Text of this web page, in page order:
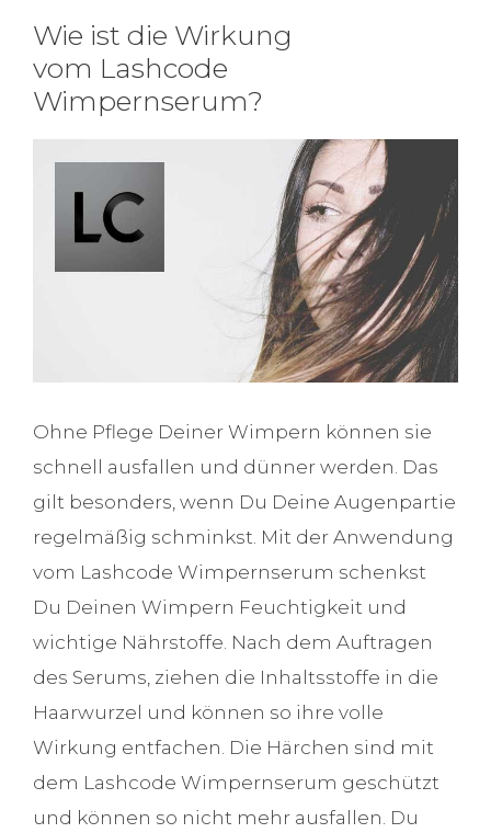
Wie ist die Wirkung
vom Lashcode
Wimpernserum?
Ohne Pflege Deiner Wimpern können sie
schnell ausfallen und dünner werden. Das
gilt besonders, wenn Du Deine Augenpartie
regelmäßig schminkst. Mit der Anwendung
vom Lashcode Wimpernserum schenkst
Du Deinen Wimpern Feuchtigkeit und
wichtige Nährstoffe. Nach dem Auftragen
des Serums, ziehen die Inhaltsstoffe in die
Haarwurzel und können so ihre volle
Wirkung entfachen. Die Härchen sind mit
dem Lashcode Wimpernserum geschützt
und können so nicht mehr ausfallen. Du